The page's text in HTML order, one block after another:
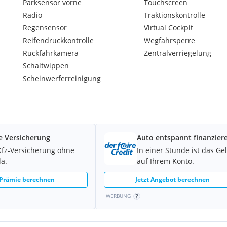
elektro-mechanisch
Funktion)
mit City-
Parksensor vorne
Radio
Regensensor
Reifendruckkontrolle
Rückfahrkamera
Schaltwippen
Scheinwerferreinigung
Touchscreen
Traktionskontrolle
Virtual Cockpit
Wegfahrsperre
Zentralverriegelung
Versicherung
Versicherung ohne
berechnen
Auto entspannt
In einer Stunde ist das
auf Ihrem Konto.
Jetzt Angebot berechnen
WERBUNG